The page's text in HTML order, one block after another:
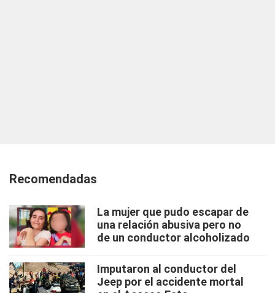
Recomendadas
La mujer que pudo escapar de
una relación abusiva pero no
de un conductor alcoholizado
Imputaron al conductor del
Jeep por el accidente mortal